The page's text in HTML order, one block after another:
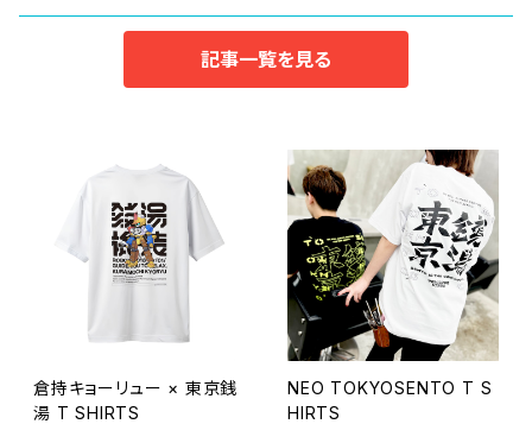
記事一覧を見る
倉持キョーリュー × 東京銭
湯 T SHIRTS
NEO TOKYOSENTO T S
HIRTS